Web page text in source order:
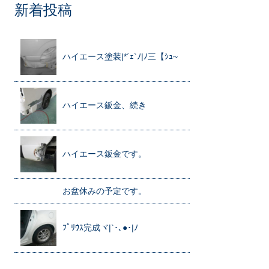
新着投稿
ハイエース塗装|*´ｪ`ﾉ|ﾉ三【ｼｭ~
ハイエース鈑金、続き
ハイエース鈑金です。
お盆休みの予定です。
ﾌﾟﾘｳｽ完成ヾ|`･､●･|ﾉ